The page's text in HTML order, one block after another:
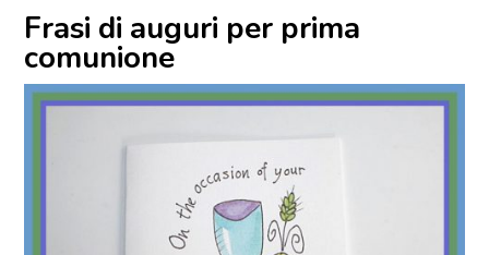
Frasi di auguri per prima
comunione